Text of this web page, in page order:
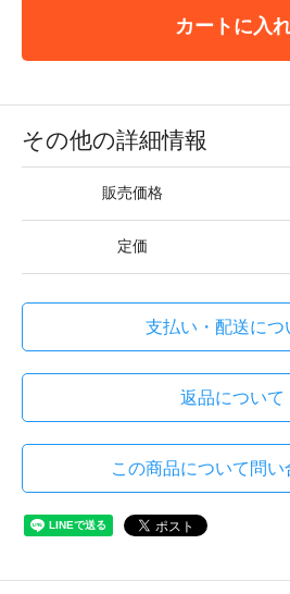
カートに入
その他の詳細情報
販売価格
定価
支払い・配送につ
返品について
この商品について問い